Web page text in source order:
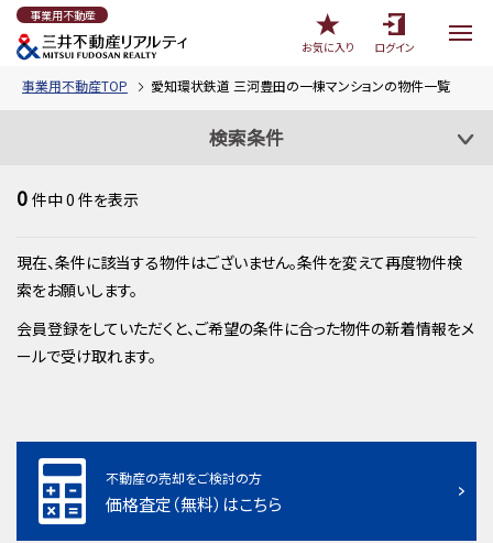
事業用不動産
お気に入り
ログイン
事業用不動産TOP 愛知環状鉄道 三河豊田の一棟マンションの物件一覧
検索条件
0 件中0 件を表示
現在、条件に該当する物件はございません。条件を変えて再度物件検
索をお願いします。
会員登録をしていただくと、ご希望の条件に合った物件の新着情報をメ
ールで受け取れます。
不動産の売却をご検討の方
価格査定（無料）はこちら